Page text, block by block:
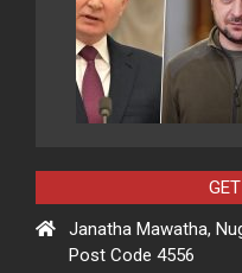
Janatha Mawatha,
Post Code 4556